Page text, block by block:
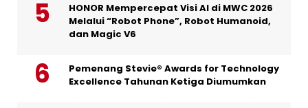
HONOR Mempercepat Visi AI di MWC 2026
Melalui “Robot Phone”, Robot Humanoid,
dan Magic V6
Pemenang Stevie® Awards for Technology
Excellence Tahunan Ketiga Diumumkan